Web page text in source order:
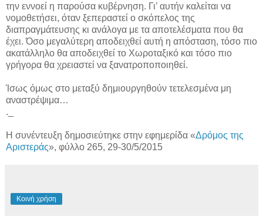
την εννοεί η παρούσα κυβέρνηση. Γι’ αυτήν καλείται να
νομοθετήσει, όταν ξεπεραστεί ο σκόπελος της
διαπραγμάτευσης κι ανάλογα με τα αποτελέσματα που θα
έχει. Όσο μεγαλύτερη αποδειχθεί αυτή η απόσταση, τόσο πιο
ακατάλληλο θα αποδειχθεί το Χωροταξικό και τόσο πιο
γρήγορα θα χρειαστεί να ξανατροποποιηθεί.
Ίσως όμως στο μεταξύ δημιουργηθούν τετελεσμένα μη
αναστρέψιμα…
._
Η συνέντευξη δημοσιεύτηκε στην εφημερίδα «Δρόμος της
Αριστεράς», φύλλο 265, 29-30/5/2015
Κοινή χρήση